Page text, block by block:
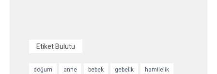
Etiket Bulutu
doğum anne bebek gebelik hamilelik